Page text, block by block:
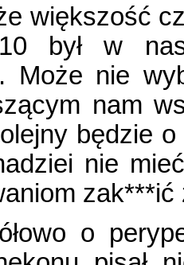
większość
był w
Może nie
nam
będzie o
nie
o